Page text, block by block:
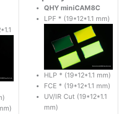
QHY miniCAM8C
LPF * (19*12*1.1 mm)
HLP * (19*12*1.1 mm)
FCE * (19*12*1.1 mm)
UV/IR Cut (19*12*1.1
mm)